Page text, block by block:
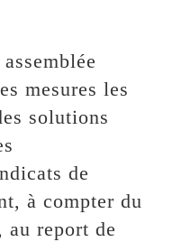
mesures les
solutions
de
à compter du
report de